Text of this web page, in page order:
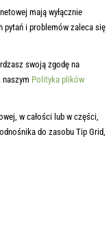
mają wyłącznie
pytań i problemów zaleca się
swoją zgodę na
Polityka plików
w całości lub w części,
do zasobu Tip Grid,